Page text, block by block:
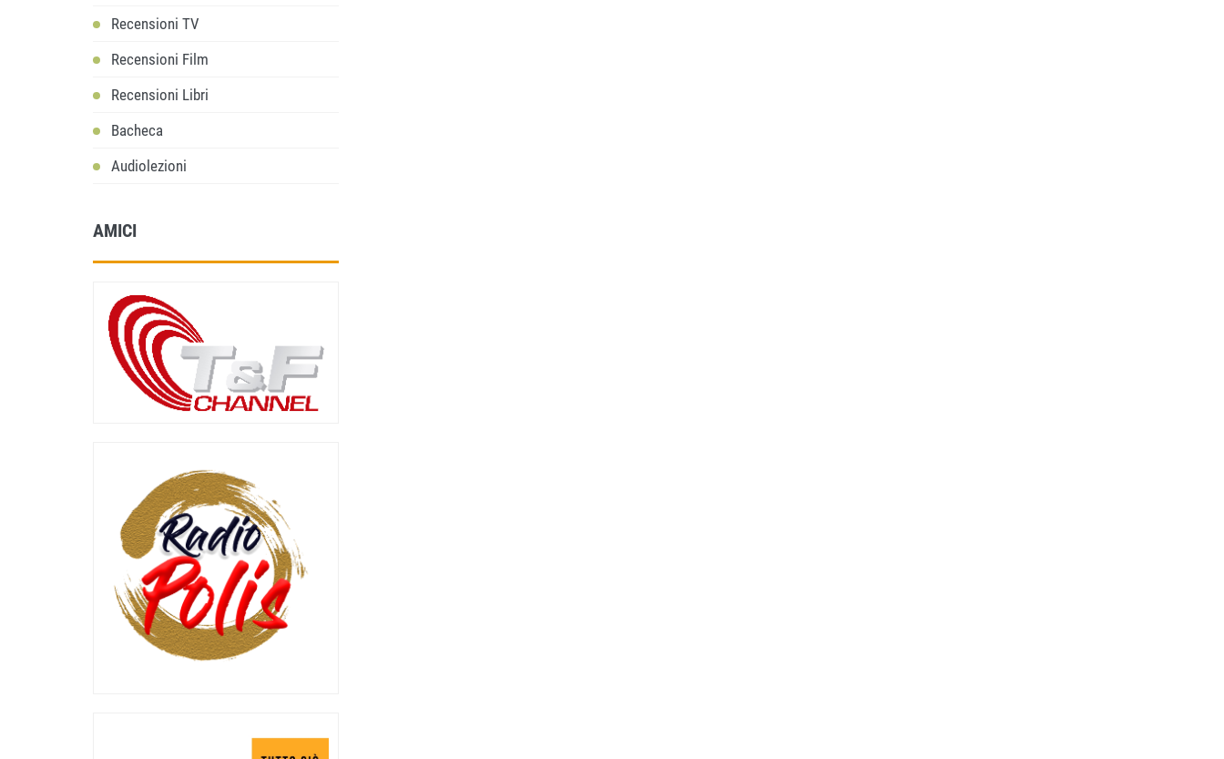
Recensioni TV
Recensioni Film
Recensioni Libri
Bacheca
Audiolezioni
AMICI